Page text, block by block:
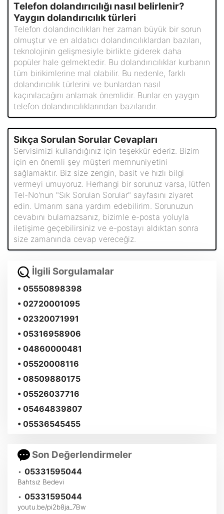
Telefon dolandırıcılığı nasıl belirlenir?
Yaygın dolandırıcılık türleri
Telefon dolandırıcılıkları her zaman büyük bir sorun
olmuştur ve en aldatıcı dolandırıcılıklardan bazıları,
teknolojinin gelişmesiyle birlikte giderek daha
popüler hale gelmektedir. Bu dolandırıcılıklar kurbanın
tüm birikimlerine mal olabilir. Bu nedenle, farklı
dolandırıcılık türlerini ve bunlardan nasıl
kaçınılacağını anlamak önemlidir. Bunlar en yaygın
telefon dolandırıcılıklarından bazılarıdır.
Sıkça Sorulan Sorular Cevapları
Servisimizi kullandığınız için teşekkür ederiz. Bizim
için en önemli şey müşteri memnuniyetini
sağlamaktır. Biz size zengin, basit ve hızlı bilgi
vermeyi umuyoruz. Herhangi bir sorunuz varsa, lütfen
Tel-No'nun "Sık Sorulan Sorular" sayfasını ziyaret
edin. Umarım sana yardım edebilirim. Sorunuzun
cevabını bulamazsanız, bizimle e-posta yoluyla
iletişime geçebilirsiniz ve e-postayı aldıktan sonra
size zamanında cevap vereceğiz.
İlgili Sorgulamalar
• 05550898398
• 02720001095
• 02320071991
• 05316958906
• 04860000481
• 05520008116
• 08509880175
• 05526037716
• 05464839807
• 05536545455
Son Değerlendirmeler
• 05331595044
Bahtsız Bedevi
• 05331595044
youtu.be/pi2b8ja_7Bw